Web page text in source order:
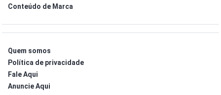
Conteúdo de Marca
Quem somos
Política de privacidade
Fale Aqui
Anuncie Aqui